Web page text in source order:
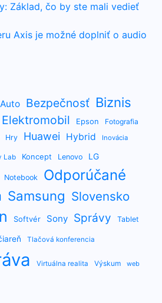
Základ, čo by ste mali vedieť
Axis je možné doplniť o audio
Auto Bezpečnosť Biznis
Elektromobil Epson
Fotografia
Hry Huawei Hybrid Inovácia
Lab Koncept Lenovo LG
Notebook Odporúčané
Samsung Slovensko
Softvér Sony Správy Tablet
Tlačová konferencia
Virtuálna realita Výskum web